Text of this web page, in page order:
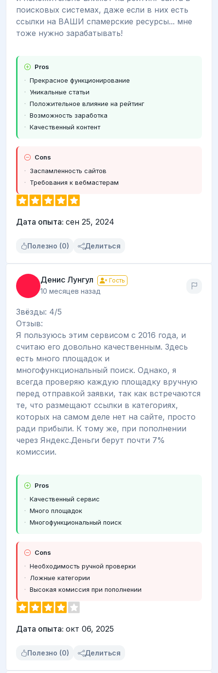
поисковых системах, даже если в них есть
ссылки на ВАШИ спамерские ресурсы... мне
тоже нужно зарабатывать!
Pros
Прекрасное функционирование
Уникальные статьи
Положительное влияние на рейтинг
Возможность заработка
Качественный контент
Cons
Заспамленность сайтов
Требования к вебмастерам
Дата опыта: сен 25, 2024
Полезно (0) Делиться
Денис Лунгул Гость
10 месяцев назад
Звёзды: 4/5
Отзыв:
Я пользуюсь этим сервисом с 2016 года, и
считаю его довольно качественным. Здесь
есть много площадок и
многофункциональный поиск. Однако, я
всегда проверяю каждую площадку вручную
перед отправкой заявки, так как встречаются
те, что размещают ссылки в категориях,
которых на самом деле нет на сайте, просто
ради прибыли. К тому же, при пополнении
через Яндекс.Деньги берут почти 7%
комиссии.
Pros
Качественный сервис
Много площадок
Многофункциональный поиск
Cons
Необходимость ручной проверки
Ложные категории
Высокая комиссия при пополнении
Дата опыта: окт 06, 2025
Полезно (0) Делиться